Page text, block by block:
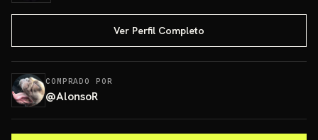
Ver Perfil Completo
COMPRADO POR
@AlonsoR